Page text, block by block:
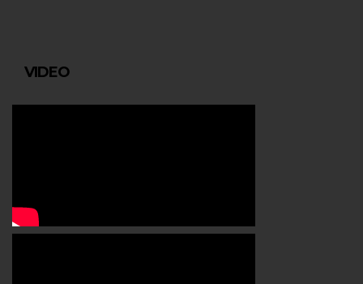
VIDEO